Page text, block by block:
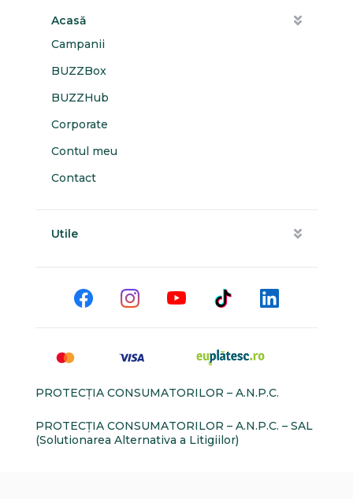
Acasă
Campanii
BUZZBox
BUZZHub
Corporate
Contul meu
Contact
Utile
PROTECŢIA CONSUMATORILOR – A.N.P.C.
PROTECŢIA CONSUMATORILOR – A.N.P.C. – SAL
(Solutionarea Alternativa a Litigiilor)